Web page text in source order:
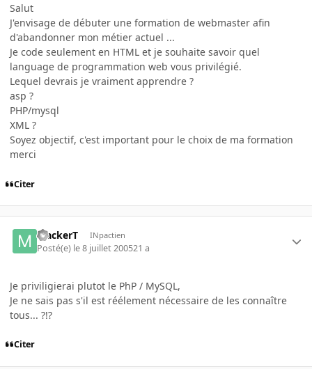
Salut
J'envisage de débuter une formation de webmaster afin
d'abandonner mon métier actuel ...
Je code seulement en HTML et je souhaite savoir quel
language de programmation web vous privilégié.
Lequel devrais je vraiment apprendre ?
asp ?
PHP/mysql
XML ?
Soyez objectif, c'est important pour le choix de ma formation
merci
Citer
MackerT INpactien
Posté(e) le 8 juillet 200521 a
Je priviligierai plutot le PhP / MySQL,
Je ne sais pas s'il est réélement nécessaire de les connaître
tous... ?!?
Citer